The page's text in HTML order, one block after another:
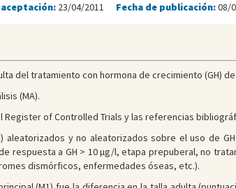
aceptación: 23/04/2011 Fecha de publicación:08/
del tratamiento con hormona de crecimiento (GH)
(MA).
Register of Controlled Trials y las referencias
aleatorizados y no aleatorizados sobre el uso de
respuesta a GH > 10 µg/l, etapa prepuberal, no
dismórficos, enfermedades óseas, etc.).